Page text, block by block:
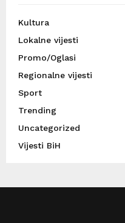
Kultura
Lokalne vijesti
Promo/Oglasi
Regionalne vijesti
Sport
Trending
Uncategorized
Vijesti BiH